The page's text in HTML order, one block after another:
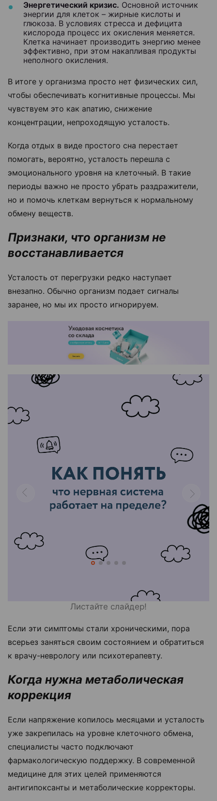
Энергетический кризис. Основной источник
энергии для клеток – жирные кислоты и
глюкоза. В условиях стресса и дефицита
кислорода процесс их окисления меняется.
Клетка начинает производить энергию менее
эффективно, при этом накапливая продукты
неполного окисления.
В итоге у организма просто нет физических сил,
чтобы обеспечивать когнитивные процессы. Мы
чувствуем это как апатию, снижение
концентрации, непроходящую усталость.
Когда отдых в виде простого сна перестает
помогать, вероятно, усталость перешла с
эмоционального уровня на клеточный. В такие
периоды важно не просто убрать раздражители,
но и помочь клеткам вернуться к нормальному
обмену веществ.
Признаки, что организм не
восстанавливается
Усталость от перегрузки редко наступает
внезапно. Обычно организм подает сигналы
заранее, но мы их просто игнорируем.
Листайте слайдер!
Если эти симптомы стали хроническими, пора
всерьез заняться своим состоянием и обратиться
к врачу-неврологу или психотерапевту.
Когда нужна метаболическая
коррекция
Если напряжение копилось месяцами и усталость
уже закрепилась на уровне клеточного обмена,
специалисты часто подключают
фармакологическую поддержку. В современной
медицине для этих целей применяются
антигипоксанты и метаболические корректоры.